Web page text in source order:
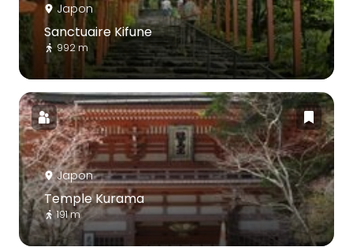
Japon
Sanctuaire Kifune
992 m
Japon
Temple Kurama
191 m